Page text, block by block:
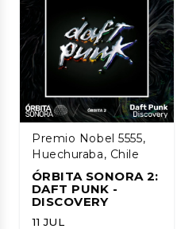
Premio Nobel 5555,
Huechuraba, Chile
ÓRBITA SONORA 2:
DAFT PUNK -
DISCOVERY
11 JUL